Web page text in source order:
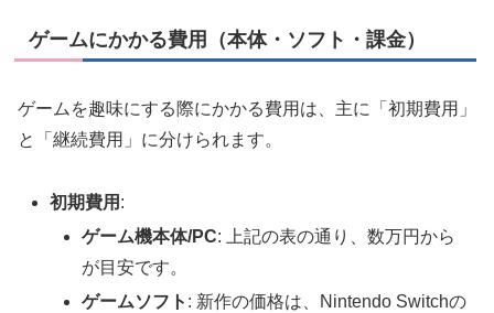
ゲームにかかる費用（本体・ソフト・課金）
ゲームを趣味にする際にかかる費用は、主に「初期費用」
と「継続費用」に分けられます。
初期費用 :
ゲーム機本体/PC: 上記の表の通り、数万円から
が目安です。
ゲームソフト : 新作の価格は、Nintendo Switchの